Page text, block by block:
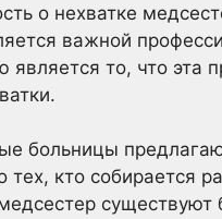
о нехватке
важной
является то, что эта
больницы
тех, кто собирается
существуют